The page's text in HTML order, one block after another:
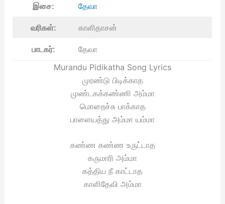
இசை: தேவா
வரிகள்: காளிதாசன்
பாடகர்:
தேவா
Murandu Pidikatha Song Lyrics
முரண்டு பிடிக்காத
முண்டகக்கண்ணி அம்மா
மொறைச்சு பாக்காத
பாளையத்து அம்மா யம்மா
கண்ண கண்ண உருட்டாத
கருமாரி அம்மா
கத்திய நீ காட்டாத
காளிதேவி அம்மா